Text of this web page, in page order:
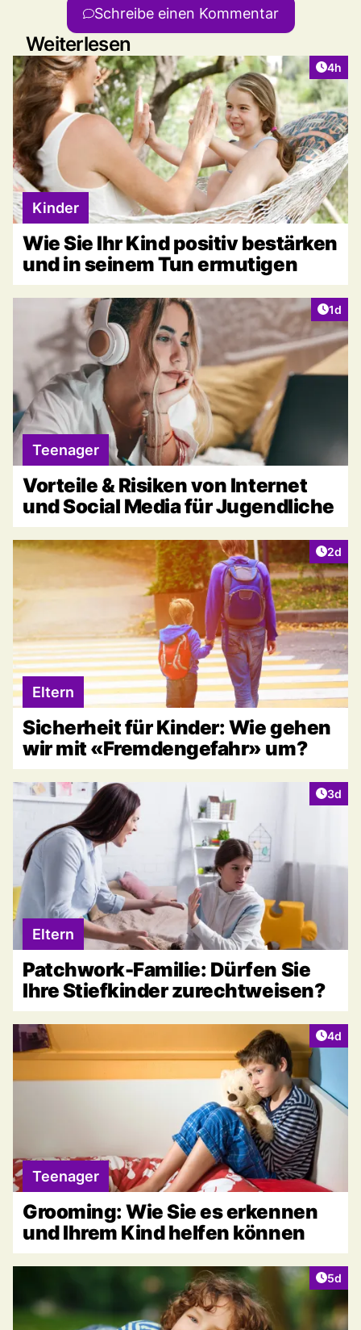
Schreibe einen Kommentar
Weiterlesen
4h
Kinder
Wie Sie Ihr Kind positiv bestärken
und in seinem Tun ermutigen
1d
Teenager
Vorteile & Risiken von Internet
und Social Media für Jugendliche
2d
Eltern
Sicherheit für Kinder: Wie gehen
wir mit «Fremdengefahr» um?
3d
Eltern
Patchwork-Familie: Dürfen Sie
Ihre Stiefkinder zurechtweisen?
4d
Teenager
Grooming: Wie Sie es erkennen
und Ihrem Kind helfen können
5d